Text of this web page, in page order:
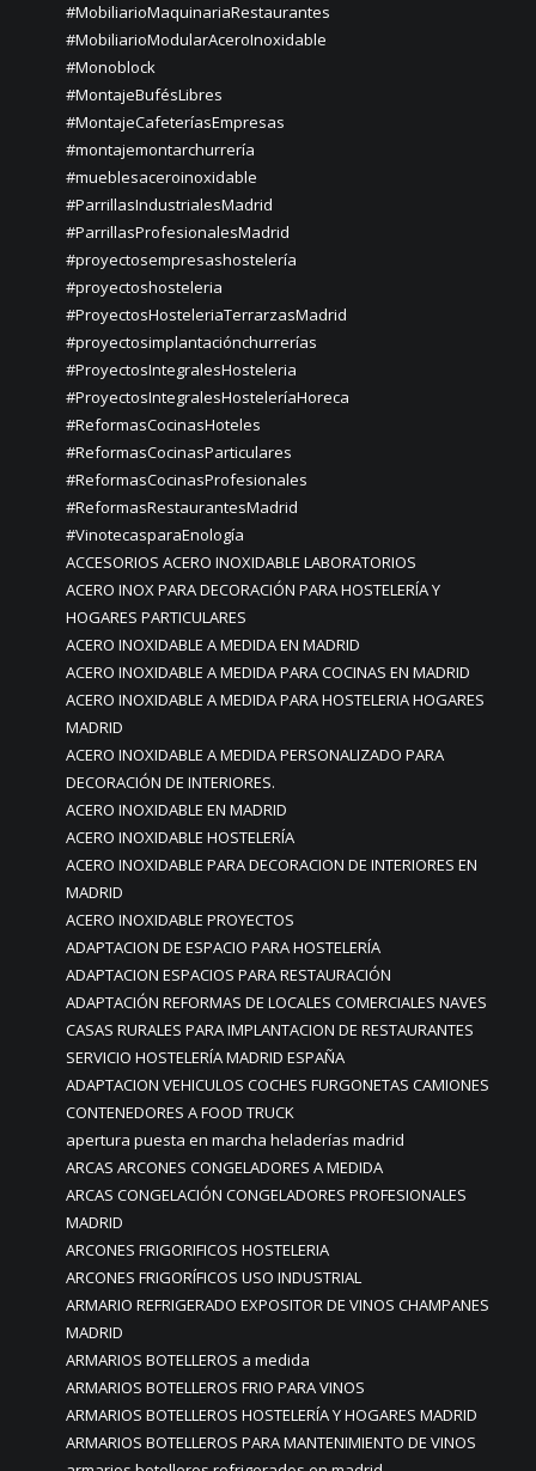
#MobiliarioMaquinariaRestaurantes
#MobiliarioModularAceroInoxidable
#Monoblock
#MontajeBufésLibres
#MontajeCafeteríasEmpresas
#montajemontarchurrería
#mueblesaceroinoxidable
#ParrillasIndustrialesMadrid
#ParrillasProfesionalesMadrid
#proyectosempresashostelería
#proyectoshosteleria
#ProyectosHosteleriaTerrarzasMadrid
#proyectosimplantaciónchurrerías
#ProyectosIntegralesHosteleria
#ProyectosIntegralesHosteleríaHoreca
#ReformasCocinasHoteles
#ReformasCocinasParticulares
#ReformasCocinasProfesionales
#ReformasRestaurantesMadrid
#VinotecasparaEnología
ACCESORIOS ACERO INOXIDABLE LABORATORIOS
ACERO INOX PARA DECORACIÓN PARA HOSTELERÍA Y
HOGARES PARTICULARES
ACERO INOXIDABLE A MEDIDA EN MADRID
ACERO INOXIDABLE A MEDIDA PARA COCINAS EN MADRID
ACERO INOXIDABLE A MEDIDA PARA HOSTELERIA HOGARES
MADRID
ACERO INOXIDABLE A MEDIDA PERSONALIZADO PARA
DECORACIÓN DE INTERIORES.
ACERO INOXIDABLE EN MADRID
ACERO INOXIDABLE HOSTELERÍA
ACERO INOXIDABLE PARA DECORACION DE INTERIORES EN
MADRID
ACERO INOXIDABLE PROYECTOS
ADAPTACION DE ESPACIO PARA HOSTELERÍA
ADAPTACION ESPACIOS PARA RESTAURACIÓN
ADAPTACIÓN REFORMAS DE LOCALES COMERCIALES NAVES
CASAS RURALES PARA IMPLANTACION DE RESTAURANTES
SERVICIO HOSTELERÍA MADRID ESPAÑA
ADAPTACION VEHICULOS COCHES FURGONETAS CAMIONES
CONTENEDORES A FOOD TRUCK
apertura puesta en marcha heladerías madrid
ARCAS ARCONES CONGELADORES A MEDIDA
ARCAS CONGELACIÓN CONGELADORES PROFESIONALES
MADRID
ARCONES FRIGORIFICOS HOSTELERIA
ARCONES FRIGORÍFICOS USO INDUSTRIAL
ARMARIO REFRIGERADO EXPOSITOR DE VINOS CHAMPANES
MADRID
ARMARIOS BOTELLEROS a medida
ARMARIOS BOTELLEROS FRIO PARA VINOS
ARMARIOS BOTELLEROS HOSTELERÍA Y HOGARES MADRID
ARMARIOS BOTELLEROS PARA MANTENIMIENTO DE VINOS